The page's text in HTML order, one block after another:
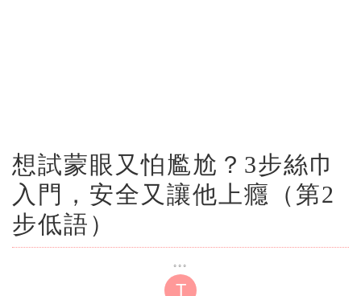
想試蒙眼又怕尷尬？3步絲巾
入門，安全又讓他上癮（第2
步低語）
T